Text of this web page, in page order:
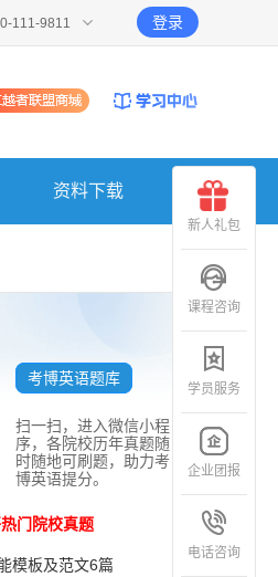
111-9811 登录
资料下载
考博英语题库
扫一扫，进入微信小程
序，各院校历年真题随
时随地可刷题，助力考
博英语提分。
门院校真题
模板及范文6篇
新人礼包
课程咨询
学员服务
企业团报
电话咨询